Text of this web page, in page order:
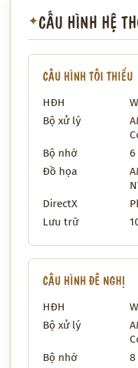
✦CẤU HÌNH HỆ
CẤU HÌNH TỐI THIỂU
HĐH
Bộ xử lý
Bộ nhớ
6
Đồ họa
DirectX
Lưu trữ
CẤU HÌNH ĐỀ NGHỊ
HĐH
Bộ xử lý
Bộ nhớ
8